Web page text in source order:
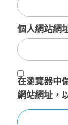
個人網站網
在瀏覽器中
網站網址，